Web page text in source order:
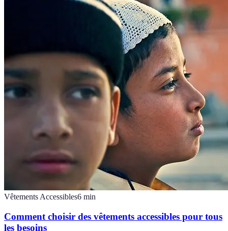
Vêtements Accessibles6 min
Comment choisir des vêtements accessibles pour tous
les besoins